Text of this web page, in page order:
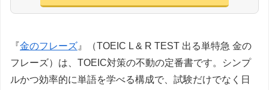
『金のフレーズ 』（TOEIC L & R TEST 出る単特急 金の
フレーズ）は、TOEIC対策の不動の定番書です。シンプ
ルかつ効率的に単語を学べる構成で、試験だけでなく日